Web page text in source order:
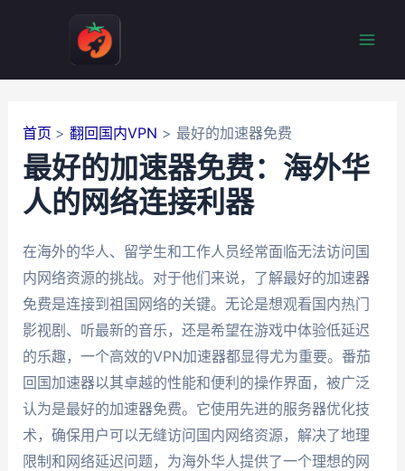
首页 翻回国内VPN 最好的加速器免费
最好的加速器免费：海外华
人的网络连接利器
在海外的华人、留学生和工作人员经常面临无法访问国
内网络资源的挑战。对于他们来说，了解最好的加速器
免费是连接到祖国网络的关键。无论是想观看国内热门
影视剧、听最新的音乐，还是希望在游戏中体验低延迟
的乐趣，一个高效的VPN加速器都显得尤为重要。番茄
回国加速器以其卓越的性能和便利的操作界面，被广泛
认为是最好的加速器免费。它使用先进的服务器优化技
术，确保用户可以无缝访问国内网络资源，解决了地理
限制和网络延迟问题，为海外华人提供了一个理想的网